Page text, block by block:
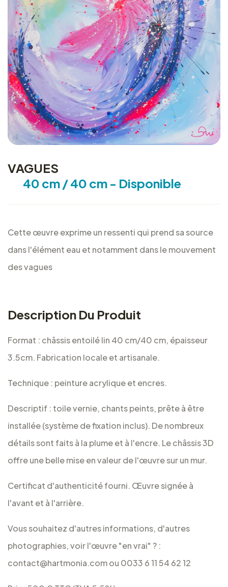
VAGUES
40 cm / 40 cm - Disponible
Cette œuvre exprime un ressenti qui prend sa source
dans l'élément eau et notamment dans le mouvement
des vagues
Description Du Produit
Format : châssis entoilé lin 40 cm/40 cm, épaisseur
3.5cm. Fabrication locale et artisanale.
Technique : peinture acrylique et encres.
Descriptif : toile vernie, chants peints, prête à être
installée (système de fixation inclus). De nombreux
détails sont faits à la plume et à l'encre. Le châssis 3D
offre une belle mise en valeur de l'œuvre sur un mur.
Certificat d'authenticité fourni. Œuvre signée à
l'avant et à l'arrière.
Vous souhaitez d'autres informations, d'autres
photographies, voir l'œuvre "en vrai" ? :
contact@hartmonia.com ou 0033 6 11 54 62 12